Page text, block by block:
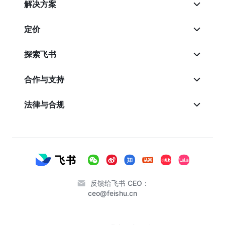
解决方案
定价
探索飞书
合作与支持
法律与合规
反馈给飞书 CEO：
ceo@feishu.cn